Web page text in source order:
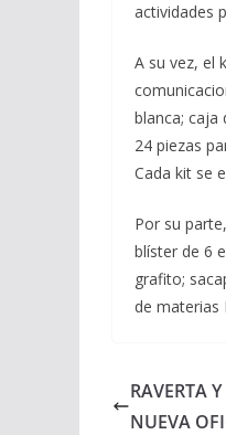
actividades
A su vez, el
blanca; caja
24 piezas
Cada kit se
Por su
blíster de 6
grafito;
de materias
RAVERTA
NUEVA